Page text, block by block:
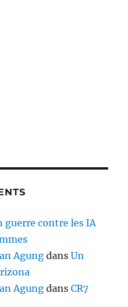
guerre contre les IA
Agung dansUn
Agung dansCR7